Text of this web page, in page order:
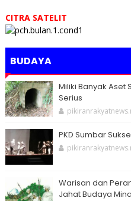
CITRA SATELIT
BUDAYA
Miliki Banyak Aset
Serius
PKD Sumbar
Warisan dan
Jahat Budaya